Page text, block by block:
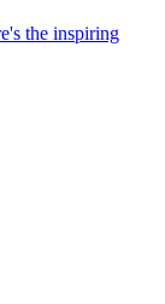
the inspiring